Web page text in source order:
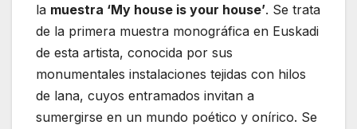
la muestra ‘My house is your house’. Se trata
de la primera muestra monográfica en Euskadi
de esta artista, conocida por sus
monumentales instalaciones tejidas con hilos
de lana, cuyos entramados invitan a
sumergirse en un mundo poético y onírico. Se